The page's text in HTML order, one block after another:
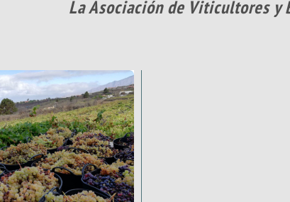
La Asociación de Viticultores y